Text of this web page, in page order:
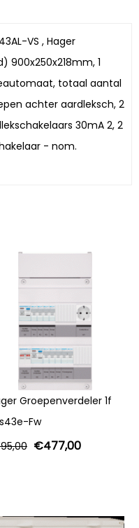
VS , Hager
900x250x218mm, 1
totaal aantal
achter aardleksch, 2
30mA 2, 2
- nom.
Groepenverdeler 1f
Fw
€477,00